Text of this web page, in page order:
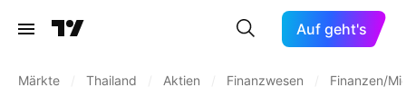
Auf geht's
Märkte Thailand Aktien Finanzwesen Finanzen/